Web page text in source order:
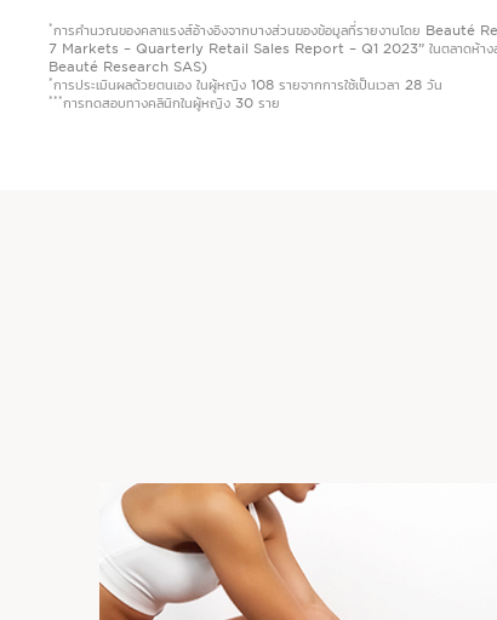
*การคำนวณของคลาแรงส์อ้างอิงจากบางส่วนของข้อมูลที่รายงานโดย Beauté
7 Markets – Quarterly Retail Sales Report – Q1 2023” ในตลาดห้า
Beauté Research SAS)
*การประเมินผลด้วยตนเอง ในผู้หญิง 108 รายจากการใช้เป็นเวลา 28 วัน
***การทดสอบทางคลินิกในผู้หญิง 30 ราย